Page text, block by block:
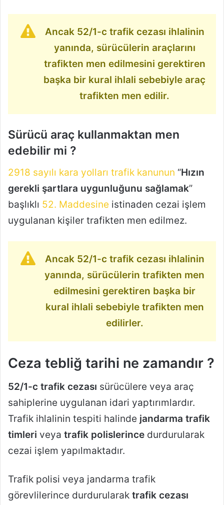
Ancak 52/1-c trafik cezası ihlalinin
yanında, sürücülerin araçlarını
trafikten men edilmesini gerektiren
başka bir kural ihlali sebebiyle araç
trafikten men edilir.
Sürücü araç kullanmaktan men
edebilir mi ?
2918 sayılı kara yolları trafik kanunun “Hızın
gerekli şartlara uygunluğunu sağlamak”
başlıklı 52. Maddesine istinaden cezai işlem
uygulanan kişiler trafikten men edilmez.
Ancak 52/1-c trafik cezası ihlalinin
yanında, sürücülerin trafikten men
edilmesini gerektiren başka bir
kural ihlali sebebiyle trafikten men
edilirler.
Ceza tebliğ tarihi ne zamandır ?
52/1-c trafik cezası sürücülere veya araç
sahiplerine uygulanan idari yaptırımlardır.
Trafik ihlalinin tespiti halinde jandarma trafik
timleri veya trafik polislerince durdurularak
cezai işlem yapılmaktadır.
Trafik polisi veya jandarma trafik
görevlilerince durdurularak trafik cezası